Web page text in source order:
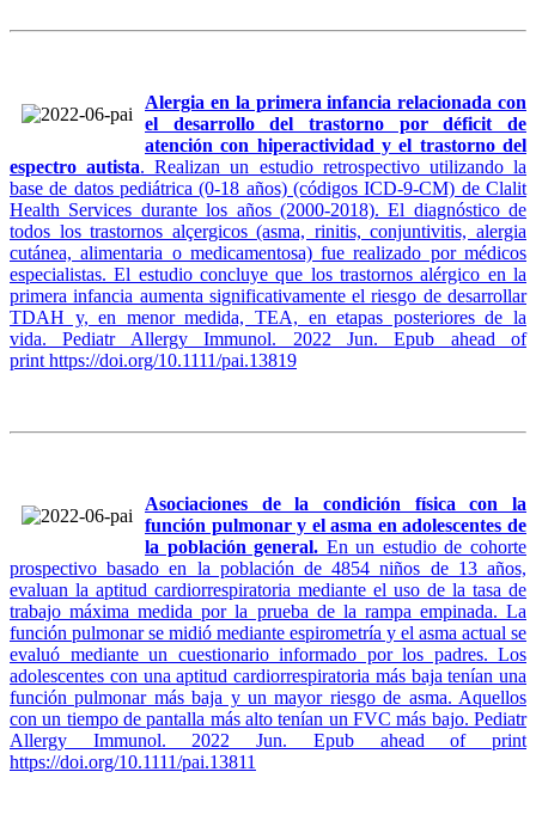
Alergia en la primera infancia relacionada con
el desarrollo del trastorno por déficit de
atención con hiperactividad y el trastorno del
espectro autista. Realizan un estudio retrospectivo utilizando la
base de datos pediátrica (0-18 años) (códigos ICD-9-CM) de Clalit
Health Services durante los años (2000-2018). El diagnóstico de
todos los trastornos alçergicos (asma, rinitis, conjuntivitis, alergia
cutánea, alimentaria o medicamentosa) fue realizado por médicos
especialistas. El estudio concluye que los trastornos alérgico en la
primera infancia aumenta significativamente el riesgo de desarrollar
TDAH y, en menor medida, TEA, en etapas posteriores de la
vida. Pediatr Allergy Immunol. 2022 Jun. Epub ahead of
print https://doi.org/10.1111/pai.13819
Asociaciones de la condición física con la
función pulmonar y el asma en adolescentes de
la población general. En un estudio de cohorte
prospectivo basado en la población de 4854 niños de 13 años,
evaluan la aptitud cardiorrespiratoria mediante el uso de la tasa de
trabajo máxima medida por la prueba de la rampa empinada. La
función pulmonar se midió mediante espirometría y el asma actual se
evaluó mediante un cuestionario informado por los padres. Los
adolescentes con una aptitud cardiorrespiratoria más baja tenían una
función pulmonar más baja y un mayor riesgo de asma. Aquellos
con un tiempo de pantalla más alto tenían un FVC más bajo. Pediatr
Allergy Immunol. 2022 Jun. Epub ahead of print
https://doi.org/10.1111/pai.13811